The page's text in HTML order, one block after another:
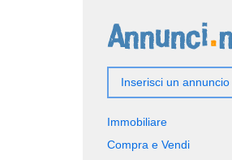
Inserisci un annuncio
Immobiliare
Compra e Vendi